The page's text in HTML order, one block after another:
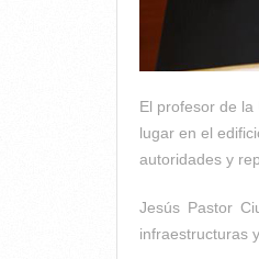
El profesor de
lugar en el
autoridades y
Jesús Pastor
infraestructuras